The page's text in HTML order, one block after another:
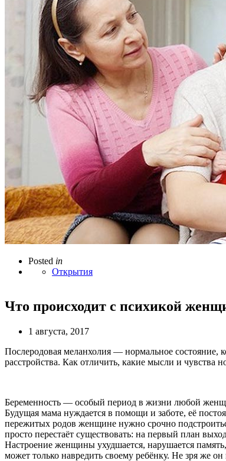
Posted in
Открытия
Что происходит с психикой
1 августа, 2017
Послеродовая меланхолия — нормальное состояние,
расстройства. Как отличить, какие мысли и чувства
Беременность — особый период в жизни любой
Будущая мама нуждается в помощи и заботе, её
пережитых родов женщине нужно срочно
просто перестаёт существовать: на первый план
Настроение женщины ухудшается, нарушается
может только навредить своему ребёнку. Не зря же